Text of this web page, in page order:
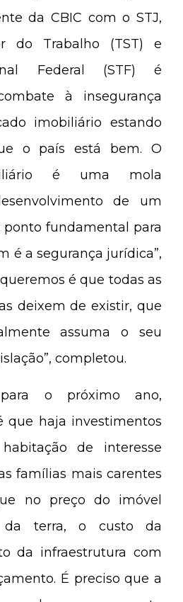
da CBIC com o STJ,
do Trabalho (TST) e
Federal (STF) é
à insegurança
imobiliário estando
o país está bem. O
é uma mola
de um
ponto fundamental para
é a segurança jurídica”,
é que todas as
deixem de existir, que
assuma o seu
completou.
o próximo ano,
que haja investimentos
de interesse
famílias mais carentes
no preço do imóvel
terra, o custo da
da infraestrutura com
É preciso que a